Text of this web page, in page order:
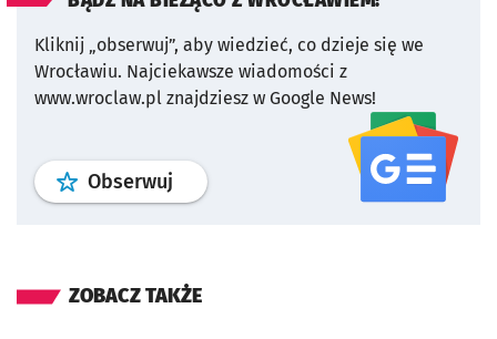
Kliknij „obserwuj”, aby wiedzieć, co dzieje się we
Wrocławiu. Najciekawsze wiadomości z
www.wroclaw.pl znajdziesz w Google News!
Obserwuj profil serwisu
ZOBACZ TAKŻE